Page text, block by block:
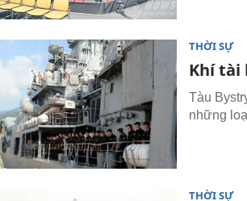
THỜI SỰ
Khí tài
Tàu
những
THỜI SỰ